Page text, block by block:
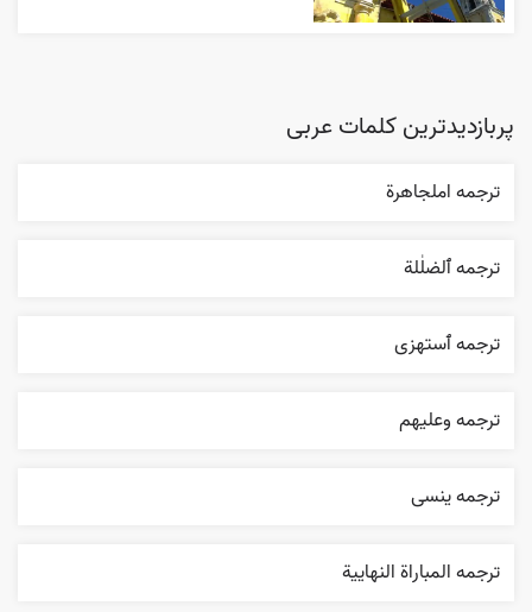
پربازدیدترین کلمات عربی
ترجمه املجاهرة
ترجمه ٱلضلٰلة
ترجمه ٱستهزی
ترجمه وعليهم
ترجمه ینسی
ترجمه المباراة النهایية